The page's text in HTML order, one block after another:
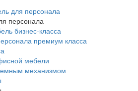
для персонала
персонала
бизнес-класса
премиум класса
мебели
механизмом